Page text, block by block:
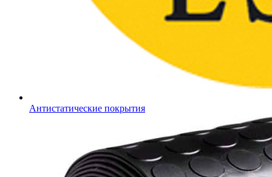
Антистатические покрытия